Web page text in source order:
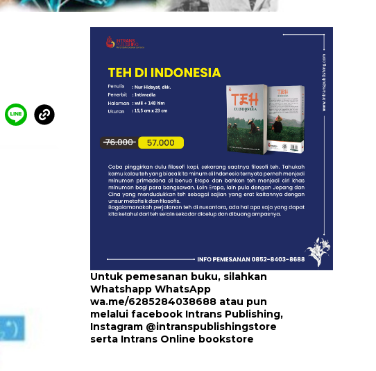
Untuk pemesanan buku, silahkan
Whatshapp WhatsApp
wa.me/6285284038688 atau pun
melalui facebook Intrans Publishing,
Instagram @intranspublishingstore
serta Intrans Online bookstore